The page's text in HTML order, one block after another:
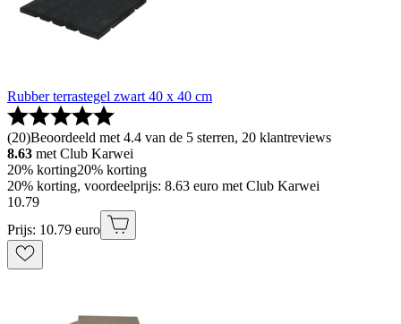
Rubber terrastegel zwart 40 x 40 cm
(20)Beoordeeld met 4.4 van de 5 sterren, 20 klantreviews
8.63 met Club Karwei
20% korting20% korting
20% korting, voordeelprijs: 8.63 euro met Club Karwei
10.79
Prijs: 10.79 euro